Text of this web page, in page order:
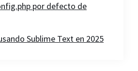
por defecto de
Sublime Text en 2025